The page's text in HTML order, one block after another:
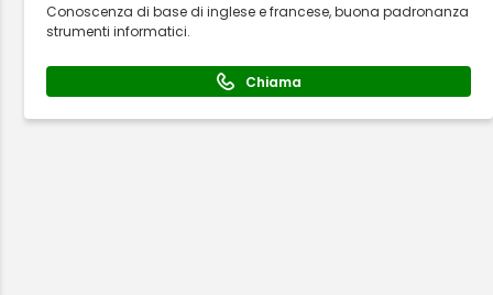
Conoscenza di base di inglese e francese, buona padronanza
strumenti informatici.
Chiama